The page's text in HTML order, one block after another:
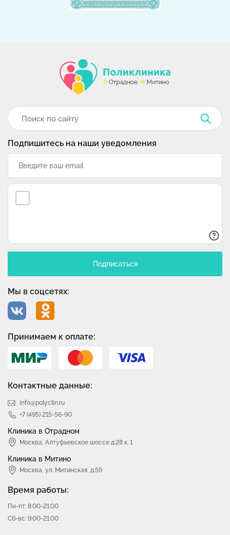
Контактные данные:
info@polyclin.ru
+7 (495) 215-56-90
Клиника в Отрадном
Москва Алтуфьевское шоссе д.28 к. 1
Клиника в Митино
Москва, ул. Митинская, д.59
Время работы:
Пн-пт: 8:00-21:00
Сб-вс: 9:00-21:00
Мы в соцсетях:
Подпишитесь на наши уведомления
Подписаться
Принимаем к оплате: